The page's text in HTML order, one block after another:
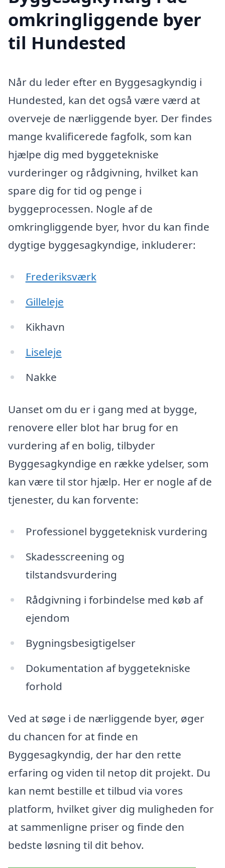
omkringliggende byer
til Hundested
Når du leder efter en Byggesagkyndig i
Hundested, kan det også være værd at
overveje de nærliggende byer. Der findes
mange kvalificerede fagfolk, som kan
hjælpe dig med byggetekniske
vurderinger og rådgivning, hvilket kan
spare dig for tid og penge i
byggeprocessen. Nogle af de
omkringliggende byer, hvor du kan finde
dygtige byggesagkyndige, inkluderer:
Frederiksværk
Gilleleje
Kikhavn
Liseleje
Nakke
Uanset om du er i gang med at bygge,
renovere eller blot har brug for en
vurdering af en bolig, tilbyder
Byggesagkyndige en række ydelser, som
kan være til stor hjælp. Her er nogle af de
tjenester, du kan forvente:
Professionel byggeteknisk vurdering
Skadesscreening og
tilstandsvurdering
Rådgivning i forbindelse med køb af
ejendom
Bygningsbesigtigelser
Dokumentation af byggetekniske
forhold
Ved at søge i de nærliggende byer, øger
du chancen for at finde en
Byggesagkyndig, der har den rette
erfaring og viden til netop dit projekt. Du
kan nemt bestille et tilbud via vores
platform, hvilket giver dig muligheden for
at sammenligne priser og finde den
bedste løsning til dit behov.